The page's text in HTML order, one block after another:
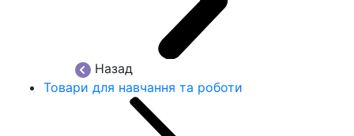
Назад
Товари для навчання та роботи